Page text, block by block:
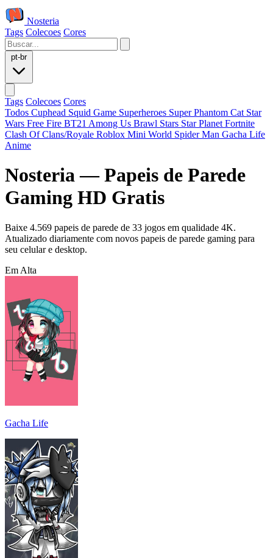
Nosteria
Tags Colecoes Cores
pt-br
Tags Colecoes Cores
Todos Cuphead Squid Game Superheroes Super Phantom Cat Star
Wars Free Fire BT21 Among Us Brawl Stars Star Planet Fortnite
Clash Of Clans/Royale Roblox Mini World Spider Man Gacha Life
Anime
Nosteria — Papeis de Parede
Gaming HD Gratis
Baixe 4.569 papeis de parede de 33 jogos em qualidade 4K.
Atualizado diariamente com novos papeis de parede gaming para
seu celular e desktop.
Em Alta
Gacha Life